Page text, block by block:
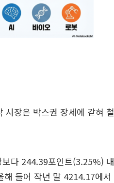
시장은 박스권 장세에 갇혀 철
다 244.39포인트(3.25%) 내
들어 작년 말 4214.17에서